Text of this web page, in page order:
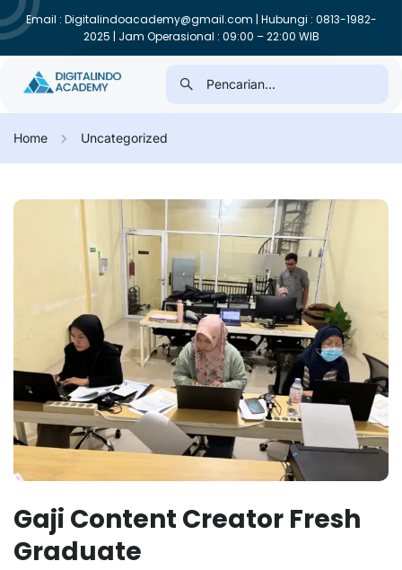
Email : Digitalindoacademy@gmail.com | Hubungi : 0813-1982-
2025 | Jam Operasional : 09:00 – 22:00 WIB
Home Uncategorized
Gaji Content Creator Fresh
Graduate